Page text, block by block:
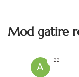
Mod gatire
A
11